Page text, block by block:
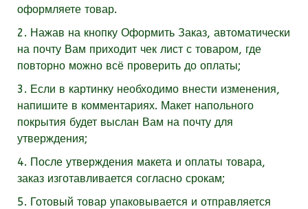
оформляете товар.
2. Нажав на кнопку Оформить Заказ, автоматически
на почту Вам приходит чек лист с товаром, где
повторно можно всё проверить до оплаты;
3. Если в картинку необходимо внести изменения,
напишите в комментариях. Макет напольного
покрытия будет выслан Вам на почту для
утверждения;
4. После утверждения макета и оплаты товара,
заказ изготавливается согласно срокам;
5. Готовый товар упаковывается и отправляется